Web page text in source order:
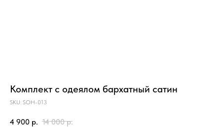
Комплект с одеялом бархатный сатин
SKU: SOH-013
4 900 р. 14 000 р.